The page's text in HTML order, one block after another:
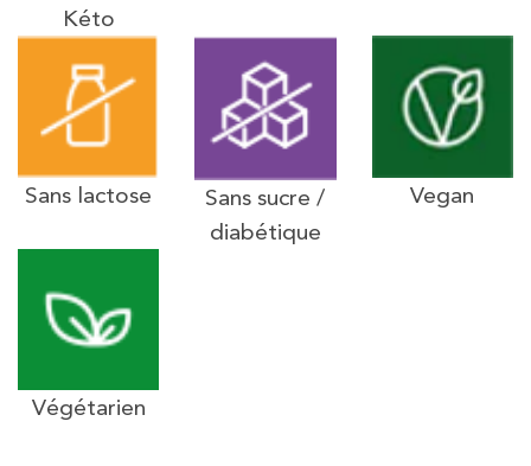
Kéto
Sans lactose
Sans sucre /
diabétique
Vegan
Végétarien